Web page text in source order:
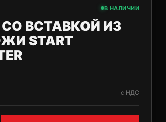
В НАЛИЧИИ
ВСТАВКОЙ ИЗ
START
с НДС